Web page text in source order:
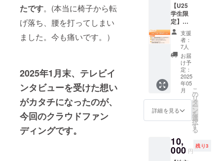
たです。(本当に椅子から転
げ落ち、腰を打ってしまい
ました。今も痛いです。）
2025年1月末、テレビイ
ンタビューを受けた想い
がカタチになったのが、
今回のクラウドファン
ディングです。
私が直面し
たのは、孤
独でした。
そんな時、
同じ境遇の
就活生と出
会い、何気
ない会話が
私に力を与
えてくれま
した。
もとに、
「東京で挑
【U25
学生限
定】令
和の若
者によ
る若者
のため
のコ
ミュニ
ティ参
加チ
ケッ
ト！
「本当
に素敵
ひ応援
した
い！」
支援
者：
7人
お届
け予
定：
2025
年05
月
詳細を見る
こ
の
リ
タ
ー
ン
を
選
択
す
る
10,
000 円
残り3